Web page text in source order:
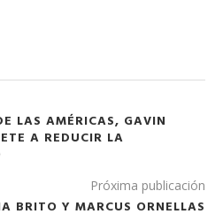
LAS AMÉRICAS, GAVIN
A REDUCIR LA
Próxima publicación
BRITO Y MARCUS ORNELLAS